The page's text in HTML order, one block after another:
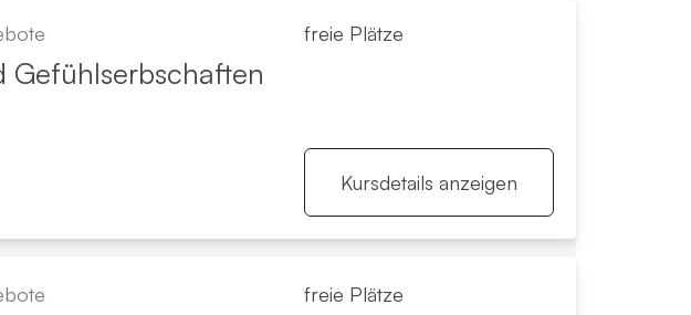
Gefühlserbschaften
freie Plätze
Kursdetails anzeigen
freie Plätze